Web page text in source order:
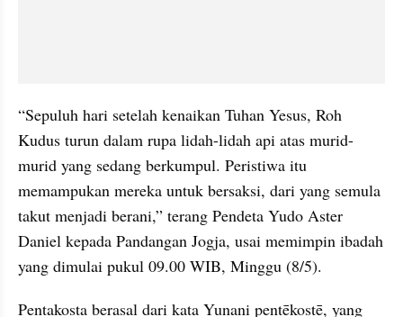
“Sepuluh hari setelah kenaikan Tuhan Yesus, Roh
Kudus turun dalam rupa lidah-lidah api atas murid-
murid yang sedang berkumpul. Peristiwa itu
memampukan mereka untuk bersaksi, dari yang semula
takut menjadi berani,” terang Pendeta Yudo Aster
Daniel kepada Pandangan Jogja, usai memimpin ibadah
yang dimulai pukul 09.00 WIB, Minggu (8/5).
Pentakosta berasal dari kata Yunani pentēkostē, yang